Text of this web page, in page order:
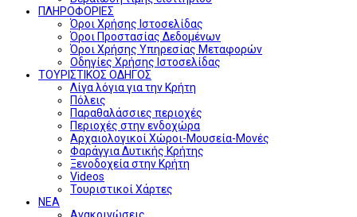
ΠΛΗΡΟΦΟΡΙΕΣ
Όροι Χρήσης Ιστοσελίδας
Όροι Προστασίας Δεδομένων
Όροι Χρήσης Υπηρεσίας Μεταφορών
Οδηγίες Χρήσης Ιστοσελίδας
ΤΟΥΡΙΣΤΙΚΟΣ ΟΔΗΓΟΣ
Λίγα λόγια για την Κρήτη
Πόλεις
Παραθαλάσσιες περιοχές
Περιοχές στην ενδοχώρα
Αρχαιολογικοί Χώροι-Μουσεία-Μονές
Φαράγγια Δυτικής Κρήτης
Ξενοδοχεία στην Κρήτη
Videos
Τουριστικοί Χάρτες
ΝΕΑ